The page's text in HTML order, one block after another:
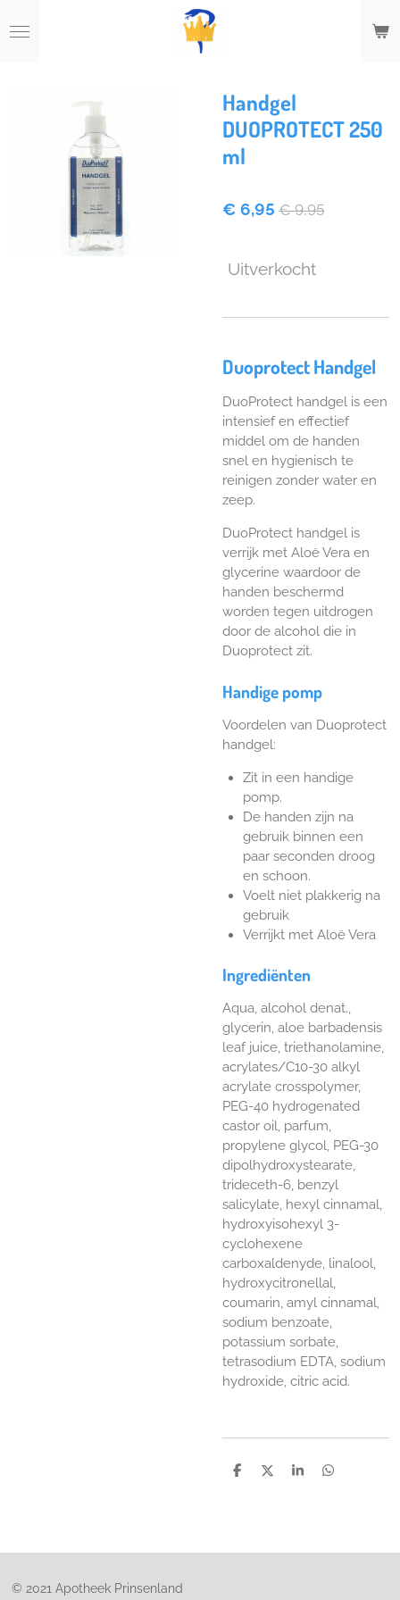
direct
Handgel
DUOPROTECT 250
ml
€ 6,95 € 9,95
Uitverkocht
Duoprotect Handgel
DuoProtect handgel is een
intensief en effectief
middel om de handen
snel en hygienisch te
reinigen zonder water en
zeep.
DuoProtect handgel is
verrijk met Aloë Vera en
glycerine waardoor de
handen beschermd
worden tegen uitdrogen
door de alcohol die in
Duoprotect zit.
Handige pomp
Voordelen van Duoprotect
handgel:
Zit in een handige
pomp.
De handen zijn na
gebruik binnen een
paar seconden droog
en schoon.
Voelt niet plakkerig na
gebruik
Verrijkt met Aloë Vera
Ingrediënten
Aqua, alcohol denat.,
glycerin, aloe barbadensis
leaf juice, triethanolamine,
acrylates/C10-30 alkyl
acrylate crosspolymer,
PEG-40 hydrogenated
castor oil, parfum,
propylene glycol, PEG-30
dipolhydroxystearate,
trideceth-6, benzyl
salicylate, hexyl cinnamal,
hydroxyisohexyl 3-
cyclohexene
carboxaldenyde, linalool,
hydroxycitronellal,
coumarin, amyl cinnamal,
sodium benzoate,
potassium sorbate,
tetrasodium EDTA, sodium
hydroxide, citric acid.
D
D
S
D
© 2021 Apotheek Prinsenland